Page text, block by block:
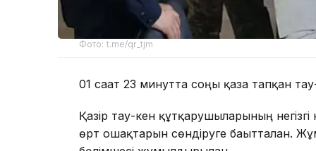
Фото: t.me/qr_tjm
01 сағат 23 минутта соңғы қаза тапқан
Қазір тау-кен құтқарушыларының негізгі
өрт ошақтарын сөндіруге бағытталған.